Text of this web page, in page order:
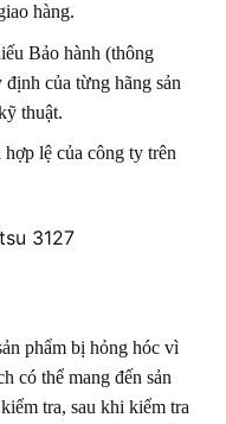
hàng.
Bảo hành (thông
của từng hãng sản
thuật.
lệ của công ty trên
phẩm bị hỏng hóc vì
có thể mang đến sản
tra, sau khi kiểm tra